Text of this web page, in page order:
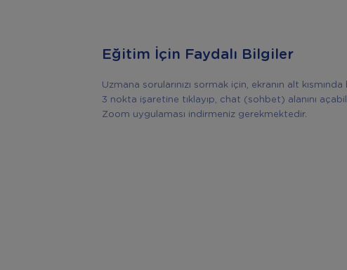
Eğitim İçin Faydalı Bilgiler
Uzmana sorularınızı sormak için, ekranın alt
3 nokta işaretine tıklayıp, chat (sohbet) alanını
Zoom uygulaması indirmeniz gerekmektedir.